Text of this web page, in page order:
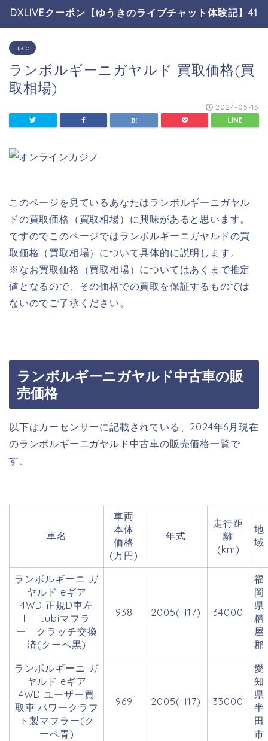
DXLIVEクーポン【ゆうきのライブチャット体験記】41
used
ランボルギーニガヤルド 買取価格(買
取相場)
2024-05-15
このページを見ているあなたはランボルギーニガヤル
ドの買取価格（買取相場）に興味があると思います。
ですのでこのページではランボルギーニガヤルドの買
取価格（買取相場）について具体的に説明します。
※なお買取価格（買取相場）についてはあくまで推定
値となるので、その価格での買取を保証するものでは
ないのでご了承ください。
ランボルギーニガヤルド中古車の販
売価格
以下はカーセンサーに記載されている、2024年6月現在
のランボルギーニガヤルド中古車の販売価格一覧で
す。
車名
車両
本体
価格
(万円)
年式
走行距
離
(km)
地
域
ランボルギーニ ガ
ヤルド eギア
4WD 正規D車左
H tubiマフラ
ー クラッチ交換
済(クーペ黒)
938 2005(H17) 34000
福
岡
県
糟
屋
郡
ランボルギーニ ガ
ヤルド eギア
4WD ユーザー買
取車!パワークラフ
ト製マフラー(ク
ーペ青)
969 2005(H17) 33000
愛
知
県
半
田
市